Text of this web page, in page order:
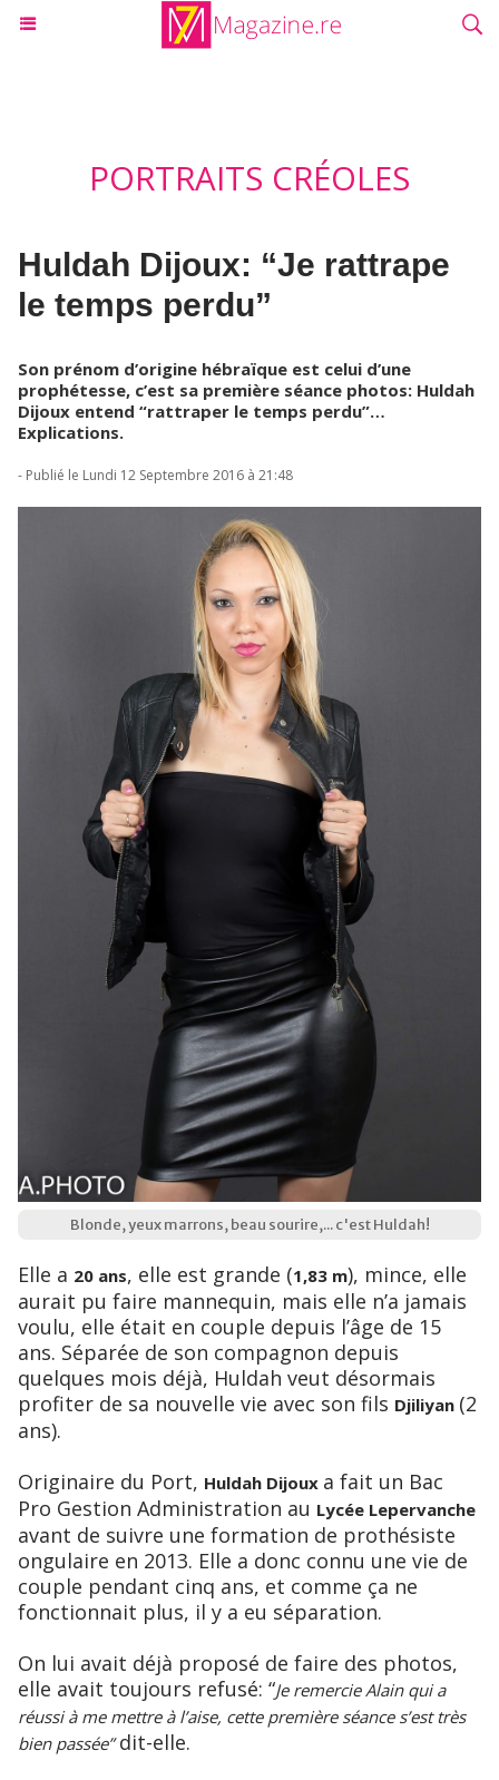
PORTRAITS CRÉOLES
Huldah Dijoux: “Je rattrape
le temps perdu”
Son prénom d’origine hébraïque est celui d’une
prophétesse, c’est sa première séance photos: Huldah
Dijoux entend “rattraper le temps perdu”…
Explications.
- Publié le Lundi 12 Septembre 2016 à 21:48
Blonde, yeux marrons, beau sourire,... c'est Huldah!
Elle a 20 ans, elle est grande (1,83 m), mince, elle
aurait pu faire mannequin, mais elle n’a jamais
voulu, elle était en couple depuis l’âge de 15
ans. Séparée de son compagnon depuis
quelques mois déjà, Huldah veut désormais
profiter de sa nouvelle vie avec son fils Djiliyan (2
ans).
Originaire du Port, Huldah Dijoux a fait un Bac
Pro Gestion Administration au Lycée Lepervanche
avant de suivre une formation de prothésiste
ongulaire en 2013. Elle a donc connu une vie de
couple pendant cinq ans, et comme ça ne
fonctionnait plus, il y a eu séparation.
On lui avait déjà proposé de faire des photos,
elle avait toujours refusé: “Je remercie Alain qui a
réussi à me mettre à l’aise, cette première séance s’est très
bien passée”dit-elle.